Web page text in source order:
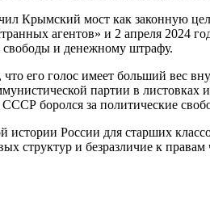
Крымский мост как законную
агентов» и 2 апреля 2024
свободы и денежному штрафу.
его голос имеет больший вес
партии в листовках
боролся за политические
истории России для старших
структур и безразличие к правам